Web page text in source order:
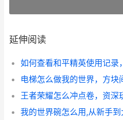
延伸阅读
电梯怎么做我的世界，方块
王者荣耀怎么冲点卷，资深
我的世界碗怎么用,从新手